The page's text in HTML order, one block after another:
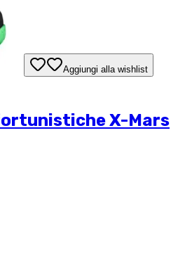
Aggiungi alla wishlist
X-Mars